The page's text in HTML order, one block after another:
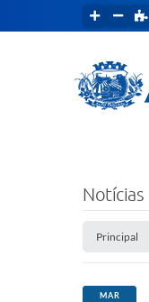
Notícias
Principal
MAR